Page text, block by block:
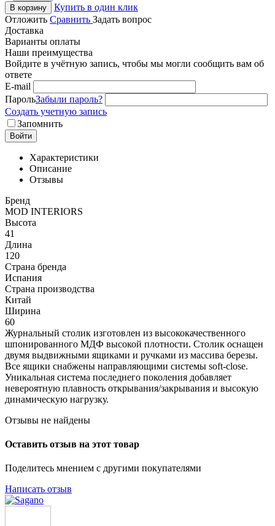
В корзину
Купить в один клик
Отложить Сравнить Задать вопрос
Доставка
Варианты оплаты
Наши преимущества
Войдите в учётную запись, чтобы мы могли сообщить вам об
ответе
E-mail
ПарольЗабыли пароль?
Создать учетную запись
Запомнить
Войти
Характеристики
Описание
Отзывы
Бренд
MOD INTERIORS
Высота
41
Длина
120
Страна бренда
Испания
Страна производства
Китай
Ширина
60
Журнальный столик изготовлен из высококачественного
шпонированного МДФ высокой плотности. Столик оснащен
двумя выдвижными ящиками и ручками из массива березы.
Все ящики снабжены направляющими системы soft-close.
Уникальная система последнего поколения добавляет
невероятную плавность открывания/закрывания и высокую
динамическую нагрузку.
Отзывы не найдены
Оставить отзыв на этот товар
Поделитесь мнением с другими покупателями
Написать отзыв